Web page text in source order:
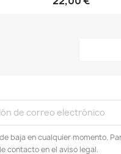
baja en cualquier momento.
contacto en el aviso legal.